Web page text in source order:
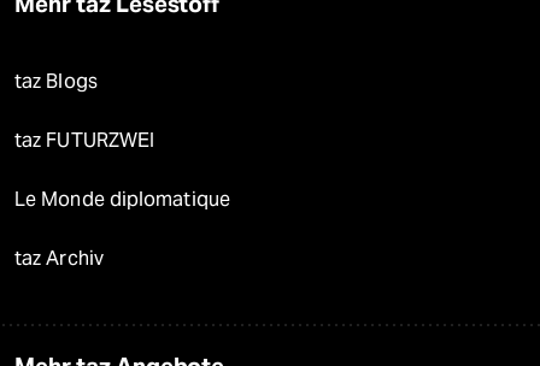
taz Blogs
taz FUTURZWEI
Le Monde diplomatique
taz Archiv